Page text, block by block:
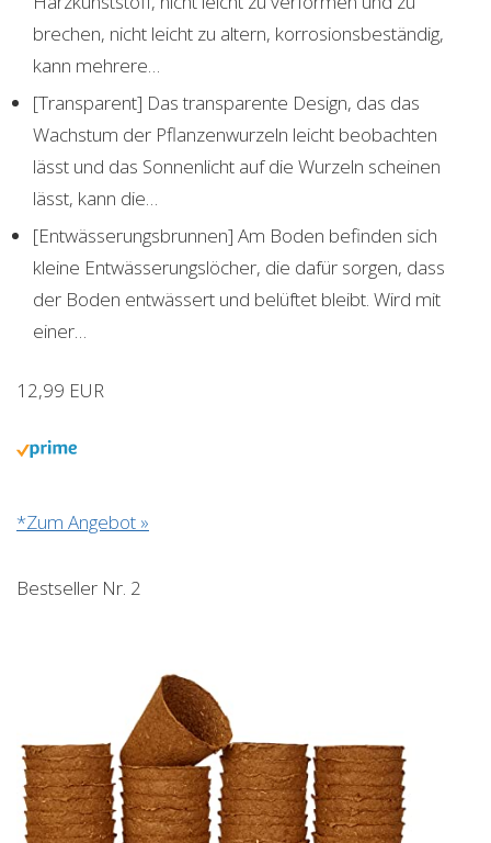
brechen, nicht leicht zu altern, korrosionsbeständig,
kann mehrere…
[Transparent] Das transparente Design, das das
Wachstum der Pflanzenwurzeln leicht beobachten
lässt und das Sonnenlicht auf die Wurzeln scheinen
lässt, kann die…
[Entwässerungsbrunnen] Am Boden befinden sich
kleine Entwässerungslöcher, die dafür sorgen, dass
der Boden entwässert und belüftet bleibt. Wird mit
einer…
12,99 EUR
*Zum Angebot »
Bestseller Nr. 2